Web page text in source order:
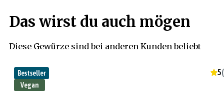
Das wirst du auch mögen
Diese Gewürze sind bei anderen Kunden beliebt
Bestseller
Vegan
5(